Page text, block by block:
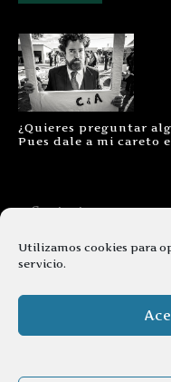
Utilizamos cookies para
servicio.
¿Quieres preguntar
Pues dale a mi careto
Contacto
Aviso legal